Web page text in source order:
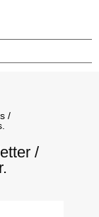
/
/